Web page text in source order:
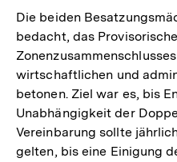
Die beiden
bedacht, das
wirtschaftlichen und
betonen. Ziel war es, bis
Unabhängigkeit der
Vereinbarung sollte
gelten, bis eine Einigung